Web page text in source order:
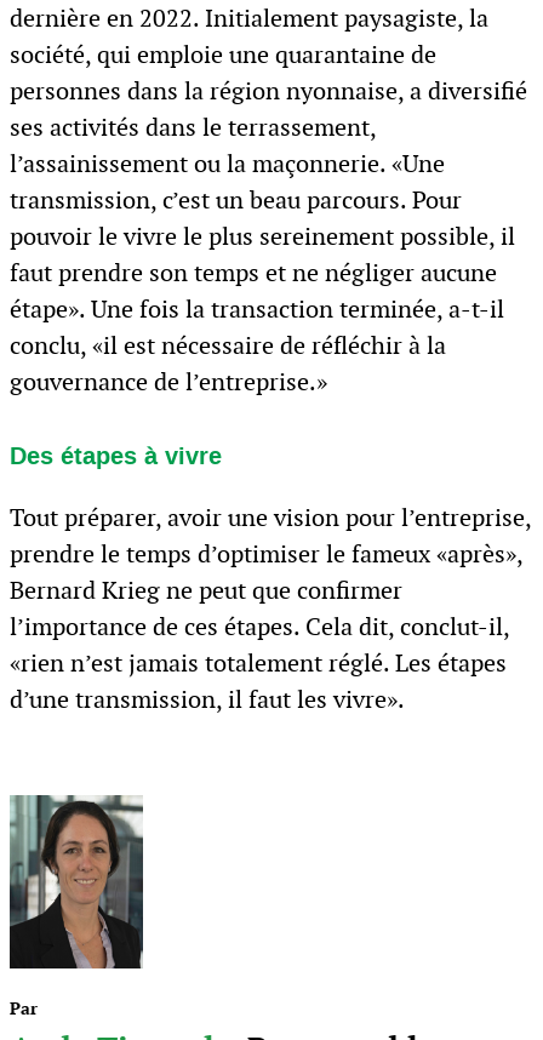
dernière en 2022. Initialement paysagiste, la
société, qui emploie une quarantaine de
personnes dans la région nyonnaise, a diversifié
ses activités dans le terrassement,
l’assainissement ou la maçonnerie. «Une
transmission, c’est un beau parcours. Pour
pouvoir le vivre le plus sereinement possible, il
faut prendre son temps et ne négliger aucune
étape». Une fois la transaction terminée, a-t-il
conclu, «il est nécessaire de réfléchir à la
gouvernance de l’entreprise.»
Des étapes à vivre
Tout préparer, avoir une vision pour l’entreprise,
prendre le temps d’optimiser le fameux «après»,
Bernard Krieg ne peut que confirmer
l’importance de ces étapes. Cela dit, conclut-il,
«rien n’est jamais totalement réglé. Les étapes
d’une transmission, il faut les vivre».
Par